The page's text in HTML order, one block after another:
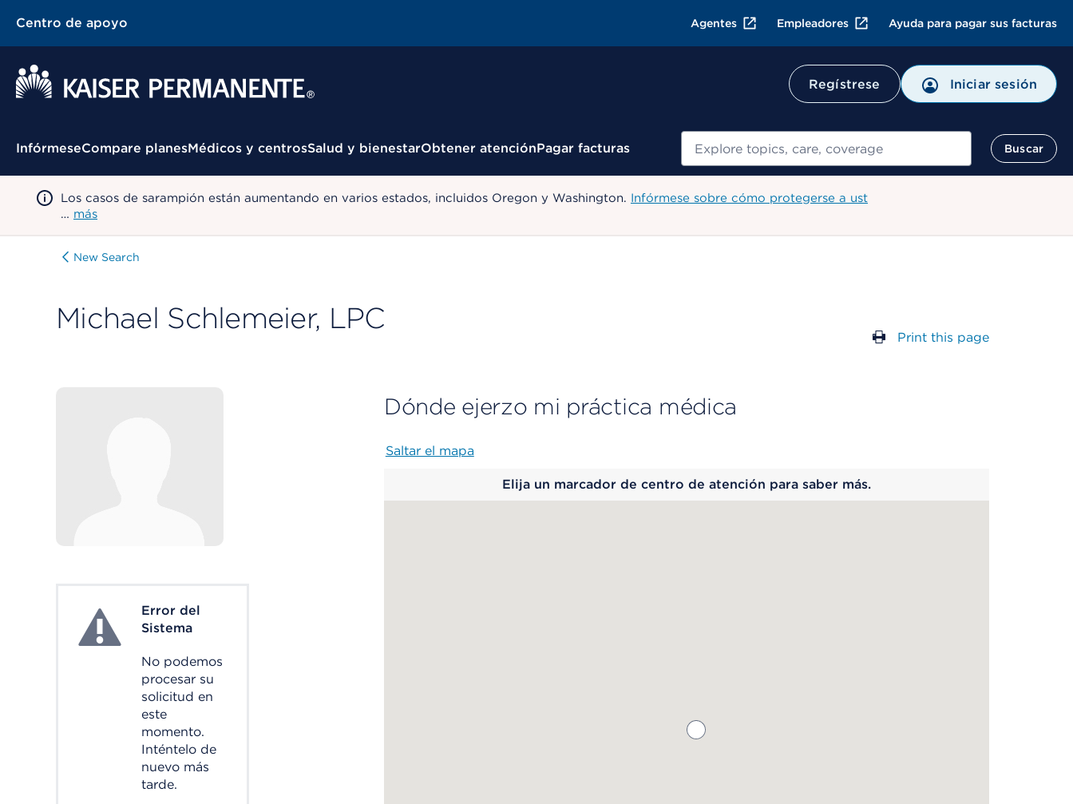
Centro de apoyo Agentes Empleadores Ayuda para pagar sus facturas
Regístrese Iniciar sesión
Menú contextual
InfórmeseCompare planesMédicos y centrosSalud y bienestarObtener atenciónPagar facturas Buscar
Buscar
Los casos de sarampión están aumentando en varios estados, incluidos Oregon y Washington. Infórmese sobre cómo protegerse a ust
… más
New Search
Michael Schlemeier, LPC
Print this page
System ErrorError del
Sistema
No podemos
procesar su
solicitud en
este
momento.
Inténtelo de
nuevo más
tarde.
Dónde ejerzo mi práctica médica
Saltar el mapa
Elija un marcador de centro de atención para saber más.